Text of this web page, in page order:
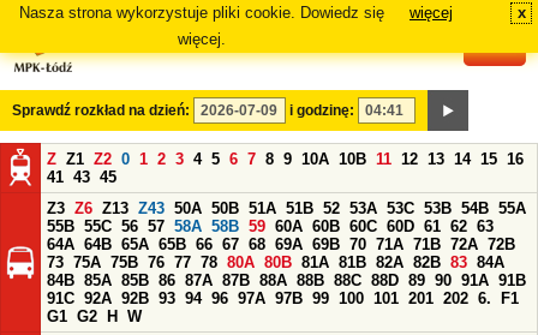
Nasza strona wykorzystuje pliki cookie. Dowiedz się
więcej.
więcej x
Sprawdź rozkład na dzień: i godzinę:
Z Z1 Z2 0 1 2 3 4 5 6 7 8 9 10A 10B 11 12 13 14 15 16
41 43 45
Z3 Z6 Z13 Z43 50A 50B 51A 51B 52 53A 53C 53B 54B 55A
55B 55C 56 57 58A 58B 59 60A 60B 60C 60D 61 62 63
64A 64B 65A 65B 66 67 68 69A 69B 70 71A 71B 72A 72B
73 75A 75B 76 77 78 80A 80B 81A 81B 82A 82B 83 84A
84B 85A 85B 86 87A 87B 88A 88B 88C 88D 89 90 91A 91B
91C 92A 92B 93 94 96 97A 97B 99 100 101 201 202 6.
F1
G1 G2 H
W